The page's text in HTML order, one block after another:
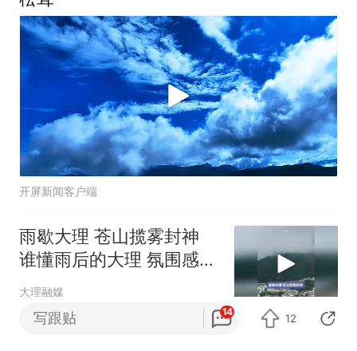
开屏新闻客户端
雨歇大理 苍山揽雾封神
谁懂雨后的大理 氛围感绝
了
大理融媒
夏天25°C！凉快又惬意，不到20元就能
写跟贴 14
12